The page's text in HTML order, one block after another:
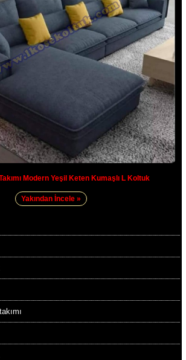
Modern Yeşil Keten Kumaşlı L Koltuk
Yakından İncele »